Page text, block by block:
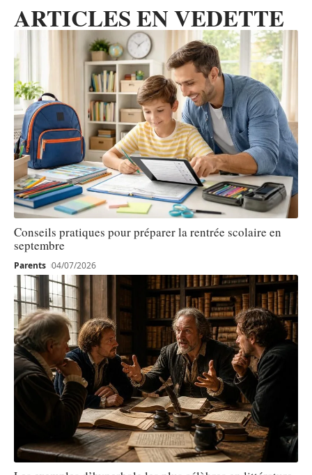
ARTICLES EN VEDETTE
Conseils pratiques pour préparer la rentrée scolaire en
septembre
Parents 04/07/2026